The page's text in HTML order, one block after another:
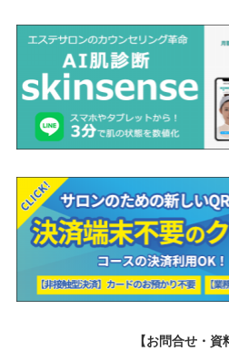
【お問合せ・資